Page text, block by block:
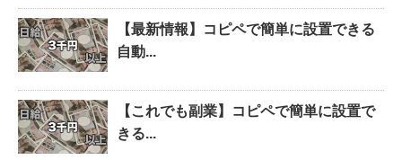
【最新情報】コピペで簡単に設置できる
自動...
【これでも副業】コピペで簡単に設置で
きる...